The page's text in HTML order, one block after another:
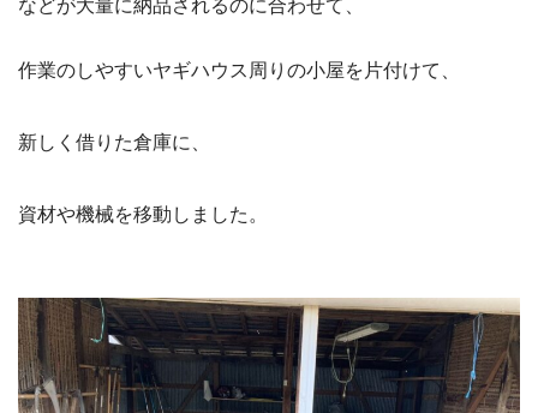
などが大量に納品されるのに合わせて、
作業のしやすいヤギハウス周りの小屋を片付けて、
新しく借りた倉庫に、
資材や機械を移動しました。